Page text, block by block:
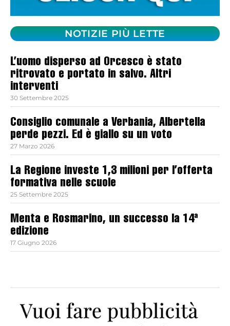
NOTIZIE PIÙ LETTE
L’uomo disperso ad Orcesco è stato
ritrovato e portato in salvo. Altri
interventi
30 Settembre 2025
Consiglio comunale a Verbania, Albertella
perde pezzi. Ed è giallo su un voto
27 Marzo 2026
La Regione investe 1,3 milioni per l’offerta
formativa nelle scuole
25 Settembre 2025
Menta e Rosmarino, un successo la 14ª
edizione
17 Giugno 2026